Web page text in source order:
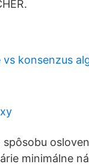
vs konsenzus
minimálne